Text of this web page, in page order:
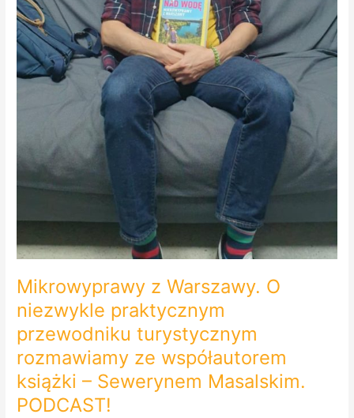
Mikrowyprawy z Warszawy. O
niezwykle praktycznym
przewodniku turystycznym
rozmawiamy ze współautorem
książki – Sewerynem Masalskim.
PODCAST!